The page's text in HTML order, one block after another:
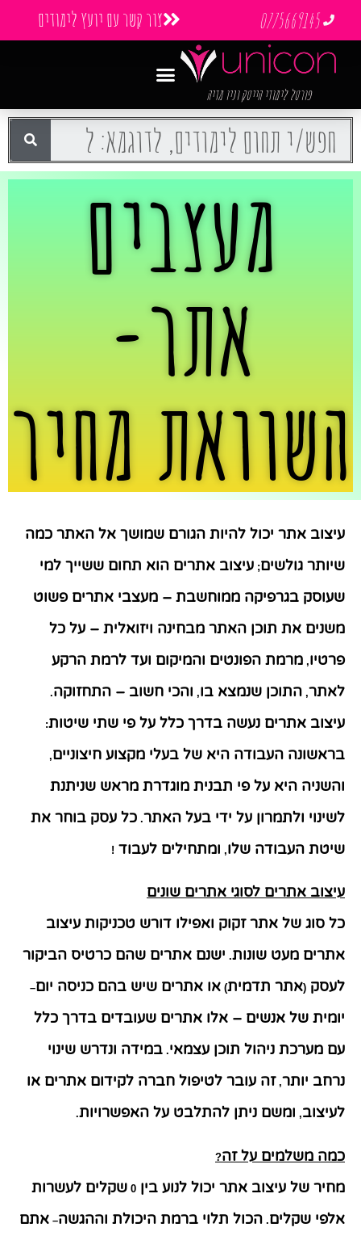
0775669145 צור קשר עם יועץ לימודים
פורטל לימודי הייטק וניו מדיה
מעצבים
אתר-
השוואת מחיר
עיצוב אתר יכול להיות הגורם שמושך אל האתר כמה
שיותר גולשים; עיצוב אתרים הוא תחום ששייך למי
שעוסק בגרפיקה ממוחשבת – מעצבי אתרים פשוט
משנים את תוכן האתר מבחינה ויזואלית – על כל
פרטיו, מרמת הפונטים והמיקום ועד לרמת הרקע
לאתר, התוכן שנמצא בו, והכי חשוב – התחזוקה.
עיצוב אתרים נעשה בדרך כלל על פי שתי שיטות:
בראשונה העבודה היא של בעלי מקצוע חיצוניים,
והשניה היא על פי תבנית מוגדרת מראש שניתנת
לשינוי ולתמרון על ידי בעל האתר. כל עסק בוחר את
שיטת העבודה שלו, ומתחילים לעבוד !
עיצוב אתרים לסוגי אתרים שונים
כל סוג של אתר זקוק ואפילו דורש טכניקות עיצוב
אתרים מעט שונות. ישנם אתרים שהם כרטיס הביקור
לעסק (אתר תדמית) או אתרים שיש בהם כניסה יום–
יומית של אנשים – אלו אתרים שעובדים בדרך כלל
עם מערכת ניהול תוכן עצמאי. במידה ונדרש שינוי
נרחב יותר,זה עובר לטיפול חברה לקידום אתרים או
לעיצוב, ומשם ניתן להתלבט על האפשרויות.
כמה משלמים על זה?
מחיר של עיצוב אתר יכול לנוע בין 0 שקלים לעשרות
אלפי שקלים. הכול תלוי ברמת היכולת וההגשה– אתם